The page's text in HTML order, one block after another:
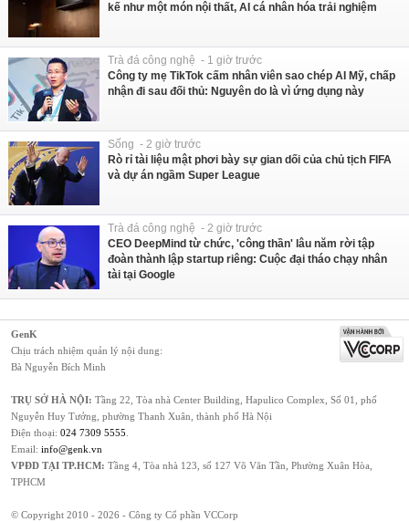
kế như một món nội thất, AI cá nhân hóa trải nghiệm
Trà đá công nghệ - 1 giờ trước
Công ty mẹ TikTok cấm nhân viên sao chép AI Mỹ, chấp
nhận đi sau đối thủ: Nguyên do là vì ứng dụng này
Sống - 2 giờ trước
Rò rỉ tài liệu mật phơi bày sự gian dối của chủ tịch FIFA
và dự án ngầm Super League
Trà đá công nghệ - 2 giờ trước
CEO DeepMind từ chức, 'công thần' lâu năm rời tập
đoàn thành lập startup riêng: Cuộc đại tháo chạy nhân
tài tại Google
GenK
Chịu trách nhiệm quản lý nội dung:
Bà Nguyễn Bích Minh
TRỤ SỞ HÀ NỘI: Tầng 22, Tòa nhà Center Building, Hapulico Complex, Số 01, phố
Nguyễn Huy Tưởng, phường Thanh Xuân, thành phố Hà Nội
Điện thoại: 024 7309 5555
Email: info@genk.vn
VPĐD TẠI TP.HCM: Tầng 4, Tòa nhà 123, số 127 Võ Văn Tần, Phường Xuân Hòa,
TPHCM
© Copyright 2010 - 2026 - Công ty Cổ phần VCCorp